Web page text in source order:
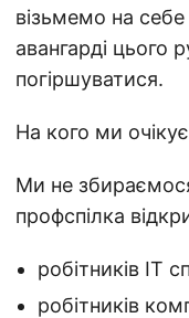
візьмемо на себе
авангарді цього
погіршуватися.
На кого ми
Ми не
профспілка
робітників ІТ
робітників